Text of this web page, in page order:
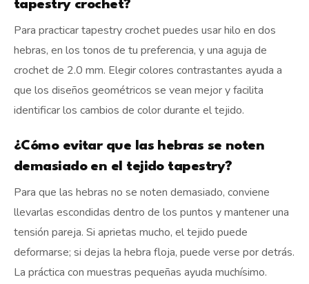
tapestry crochet?
Para practicar tapestry crochet puedes usar hilo en dos
hebras, en los tonos de tu preferencia, y una aguja de
crochet de 2.0 mm. Elegir colores contrastantes ayuda a
que los diseños geométricos se vean mejor y facilita
identificar los cambios de color durante el tejido.
¿Cómo evitar que las hebras se noten
demasiado en el tejido tapestry?
Para que las hebras no se noten demasiado, conviene
llevarlas escondidas dentro de los puntos y mantener una
tensión pareja. Si aprietas mucho, el tejido puede
deformarse; si dejas la hebra floja, puede verse por detrás.
La práctica con muestras pequeñas ayuda muchísimo.